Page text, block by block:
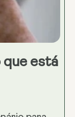
que está